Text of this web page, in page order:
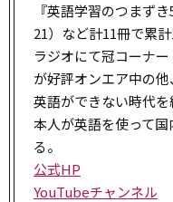
『英語学習のつまず
21）など計11冊で累
ラジオにて冠コーナ
が好評オンエア中の
英語ができない時代
本人が英語を使って
る。
公式HP
YouTubeチャンネル